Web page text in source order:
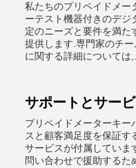
私たちのプリペイドメー
ーテスト機器付きのデジ
定のニーズと要件を満た
提供します.専門家のチ
に関する詳細については,
サポートとサー
プリペイドメーターキー
スと顧客満足度を保証す
サービスが付属していま
問い合わせで援助するた